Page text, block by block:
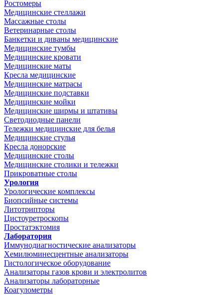
Ростомеры
Медицинские стеллажи
Массажные столы
Ветеринарные столы
Банкетки и диваны медицинские
Медицинские тумбы
Медицинские кровати
Медицинские маты
Кресла медицинские
Медицинские матрасы
Медицинские подставки
Медицинские мойки
Медицинские ширмы и штативы
Светодиодные панели
Тележки медицинские для белья
Медицинские стулья
Кресла донорские
Медицинские столы
Медицинские столики и тележки
Прикроватные столы
Урология
Урологические комплексы
Биопсийные системы
Литотрипторы
Цистоуретроскопы
Простатэктомия
Лаборатория
Иммунодиагностические анализаторы
Хемилюминесцентные анализаторы
Гистологическое оборудование
Анализаторы газов крови и электролитов
Анализаторы лабораторные
Коагулометры